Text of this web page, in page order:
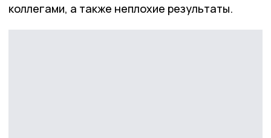
коллегами, а также неплохие результаты.